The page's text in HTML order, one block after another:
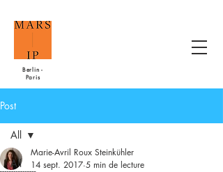
Berlin -
Paris
Post
All
All
Marie-Avril Roux Steinkühler
14 sept. 2017 5 min de lecture